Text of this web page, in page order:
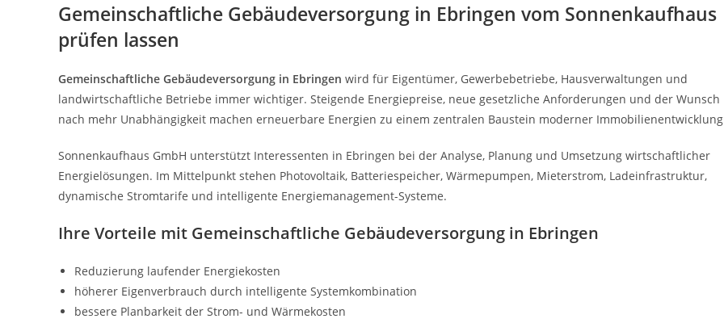
Gemeinschaftliche Gebäudeversorgung in Ebringen vom Sonnenkaufhaus
prüfen lassen
Gemeinschaftliche Gebäudeversorgung in Ebringen wird für Eigentümer, Gewerbebetriebe, Hausverwaltungen und
landwirtschaftliche Betriebe immer wichtiger. Steigende Energiepreise, neue gesetzliche Anforderungen und der Wunsch
nach mehr Unabhängigkeit machen erneuerbare Energien zu einem zentralen Baustein moderner
Sonnenkaufhaus GmbH unterstützt Interessenten in Ebringen bei der Analyse, Planung und Umsetzung wirtschaftlicher
Energielösungen. Im Mittelpunkt stehen Photovoltaik, Batteriespeicher, Wärmepumpen, Mieterstrom, Ladeinfrastruktur,
dynamische Stromtarife und intelligente Energiemanagement-Systeme.
Ihre Vorteile mit Gemeinschaftliche Gebäudeversorgung in Ebringen
Reduzierung laufender Energiekosten
höherer Eigenverbrauch durch intelligente Systemkombination
bessere Planbarkeit der Strom- und Wärmekosten